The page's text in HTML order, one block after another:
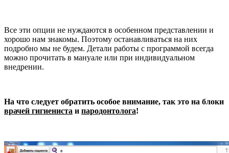
Все эти опции не нуждаются в особенном представлении и
хорошо нам знакомы. Поэтому останавливаться на них
подробно мы не будем. Детали работы с программой всегда
можно прочитать в мануале или при индивидуальном
внедрении.
На что следует обратить особое внимание, так это на блоки
врачей гигиениста и пародонтолога!